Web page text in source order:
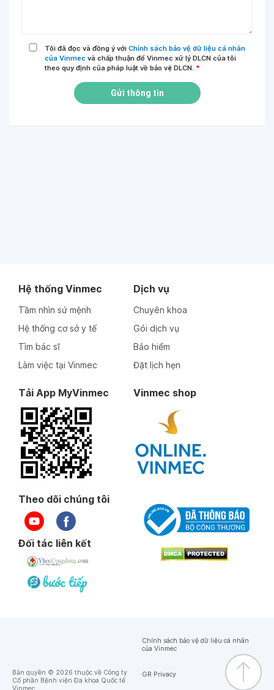
Tôi đã đọc và đồng ý với Chính sách bảo vệ dữ liệu cá nhân
của Vinmec và chấp thuận để Vinmec xử lý DLCN của tôi
theo quy định của pháp luật về bảo vệ DLCN. *
Gửi thông tin
Hệ thống Vinmec
Tầm nhìn sứ mệnh
Hệ thống cơ sở y tế
Tìm bác sĩ
Làm việc tại Vinmec
Dịch vụ
Chuyên khoa
Gói dịch vụ
Bảo hiểm
Đặt lịch hẹn
Tải App MyVinmec Vinmec shop
Theo dõi chúng tôi
Đối tác liên kết
Bản quyền © 2026 thuộc về Công ty
Cổ phần Bệnh viện Đa khoa Quốc tế
Vinmec
Chính sách bảo vệ dữ liệu cá nhân
của Vinmec
GR Privacy